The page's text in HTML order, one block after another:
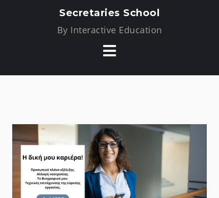
Secretaries School
By Interactive Education